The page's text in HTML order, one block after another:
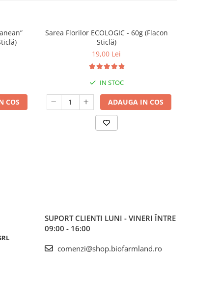
COS
Sarea Florilor ECOLOGIC - 60g (Flacon
Sticlă)
19,00 Lei
IN STOC
ADAUGA IN COS
SUPORT CLIENTI LUNI - VINERI ÎNTRE
09:00 - 16:00
comenzi@shop.biofarmland.ro